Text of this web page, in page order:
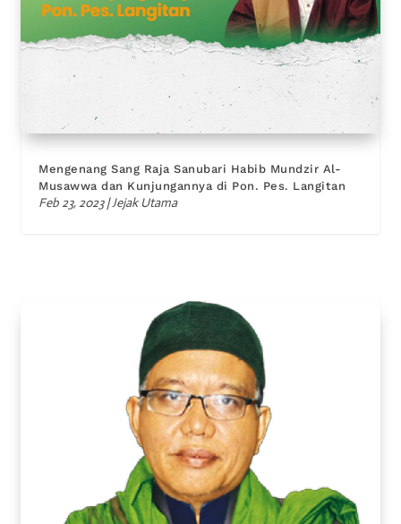
Mengenang Sang Raja Sanubari Habib Mundzir Al-
Musawwa dan Kunjungannya di Pon. Pes. Langitan
Feb 23, 2023|Jejak Utama